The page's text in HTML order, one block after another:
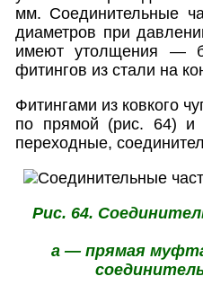
мм. Соединительные
диаметров при
имеют утолщения —
фитингов из стали на
Фитингами из ковкого
по прямой (рис. 64) и
переходные,
Рис. 64.
а — прямая